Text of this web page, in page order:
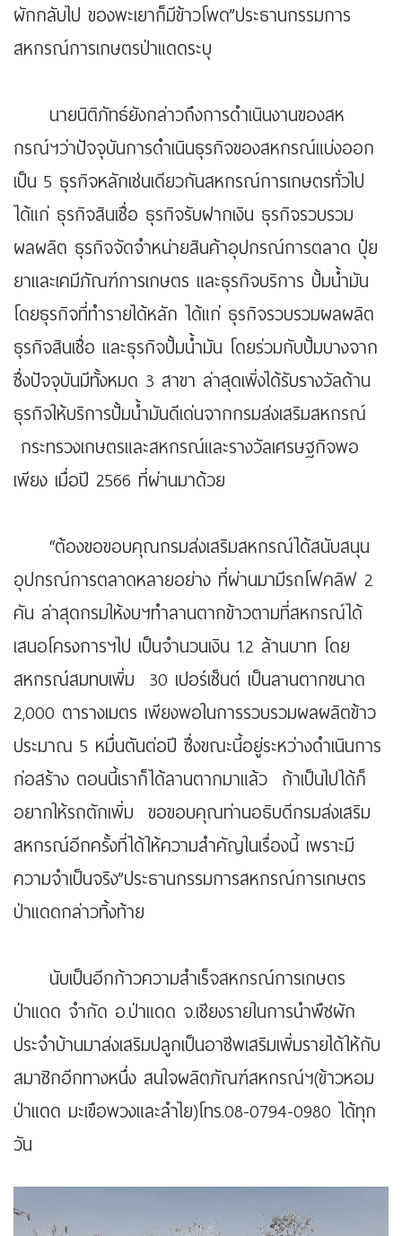
ผักกลับไป ของพะเยาก็มีข้าวโพด”ประธานกรรมการ
สหกรณ์การเกษตรป่าแดดระบุ
นายนิติภัทธ์ยังกล่าวถึงการดำเนินงานของสห
กรณ์ฯว่าปัจจุบันการดำเนินธุรกิจของสหกรณ์แบ่งออก
เป็น 5 ธุรกิจหลักเช่นเดียวกันสหกรณ์การเกษตรทั่วไป
ได้แก่ ธุรกิจสินเชื่อ ธุรกิจรับฝากเงิน ธุรกิจรวบรวม
ผลผลิต ธุรกิจจัดจำหน่ายสินค้าอุปกรณ์การตลาด ปุ๋ย
ยาและเคมีภัณฑ์การเกษตร และธุรกิจบริการ ปั้มน้ำมัน
โดยธุรกิจที่ทำรายได้หลัก ได้แก่ ธุรกิจรวบรวมผลผลิต
ธุรกิจสินเชื่อ และธุรกิจปั้มน้ำมัน โดยร่วมกับปั้มบางจาก
ซึ่งปัจจุบันมีทั้งหมด 3 สาขา ล่าสุดเพิ่งได้รับรางวัลด้าน
ธุรกิจให้บริการปั้มน้ำมันดีเด่นจากกรมส่งเสริมสหกรณ์
กระทรวงเกษตรและสหกรณ์และรางวัลเศรษฐกิจพอ
เพียง เมื่อปี 2566 ที่ผ่านมาด้วย
“ต้องขอขอบคุณกรมส่งเสริมสหกรณ์ได้สนับสนุน
อุปกรณ์การตลาดหลายอย่าง ที่ผ่านมามีรถโฟคลิฟ 2
คัน ล่าสุดกรมให้งบฯทำลานตากข้าวตามที่สหกรณ์ได้
เสนอโครงการฯไป เป็นจำนวนเงิน 1.2 ล้านบาท โดย
สหกรณ์สมทบเพิ่ม 30 เปอร์เซ็นต์ เป็นลานตากขนาด
2,000 ตารางเมตร เพียงพอในการรวบรวมผลผลิตข้าว
ประมาณ 5 หมื่นตันต่อปี ซึ่งขณะนี้อยู่ระหว่างดำเนินการ
ก่อสร้าง ตอนนี้เราก็ได้ลานตากมาแล้ว ถ้าเป็นไปได้ก็
อยากให้รถตักเพิ่ม ขอขอบคุณท่านอธิบดีกรมส่งเสริม
สหกรณ์อีกครั้งที่ได้ให้ความสำคัญในเรื่องนี้ เพราะมี
ความจำเป็นจริง”ประธานกรรมการสหกรณ์การเกษตร
ป่าแดดกล่าวทิ้งท้าย
นับเป็นอีกก้าวความสำเร็จสหกรณ์การเกษตร
ป่าแดด จำกัด อ.ป่าแดด จ.เชียงรายในการนำพืชผัก
ประจำบ้านมาส่งเสริมปลูกเป็นอาชีพเสริมเพิ่มรายได้ให้กับ
สมาชิกอีกทางหนึ่ง สนใจผลิตภัณฑ์สหกรณ์ฯ(ข้าวหอม
ป่าแดด มะเขือพวงและลำไย)โทร.08-0794-0980 ได้ทุก
วัน